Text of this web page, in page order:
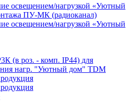
освещением/нагрузкой «Уютный
ПУ-МК (радиоканал)
освещением/нагрузкой «Уютный
(в роз. - комп. IP44) для
нагр. "Уютный дом" TDM